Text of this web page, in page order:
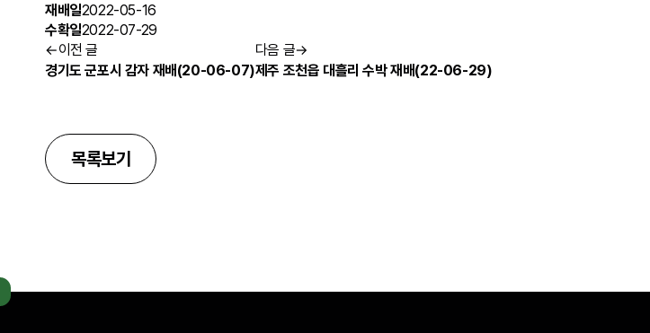
재배일2022-05-16
수확일2022-07-29
←이전 글
경기도 군포시 감자 재배(20‎-06-0‎7)
다음 글→
제주 조천읍 대흘리 수박 재배(‎22‎-‎06-‎29)
목록보기